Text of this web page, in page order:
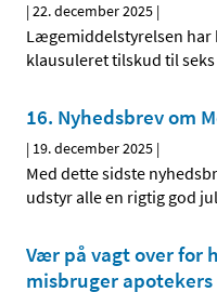
|22. december 2025 |
Lægemiddelstyrelsen har
klausuleret tilskud til
16. Nyhedsbrev om
| 19. december 2025 |
Med dette sidste
udstyr alle en rigtig god
Vær på vagt over for
misbruger